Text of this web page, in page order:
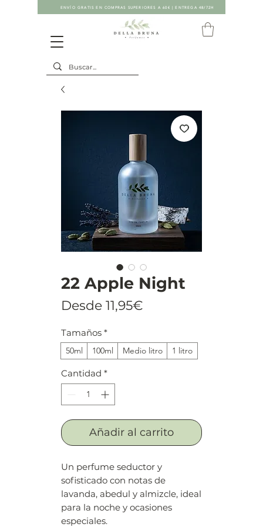
ENVÍO GRATIS EN COMPRAS SUPERIORES A 60€ | ENTREGA 48/72H
22 Apple Night
Desde 11,95€
Tamaños *
50ml 100ml Medio litro 1 litro
Cantidad *
Añadir al carrito
Un perfume seductor y
sofisticado con notas de
lavanda, abedul y almizcle, ideal
para la noche y ocasiones
especiales.